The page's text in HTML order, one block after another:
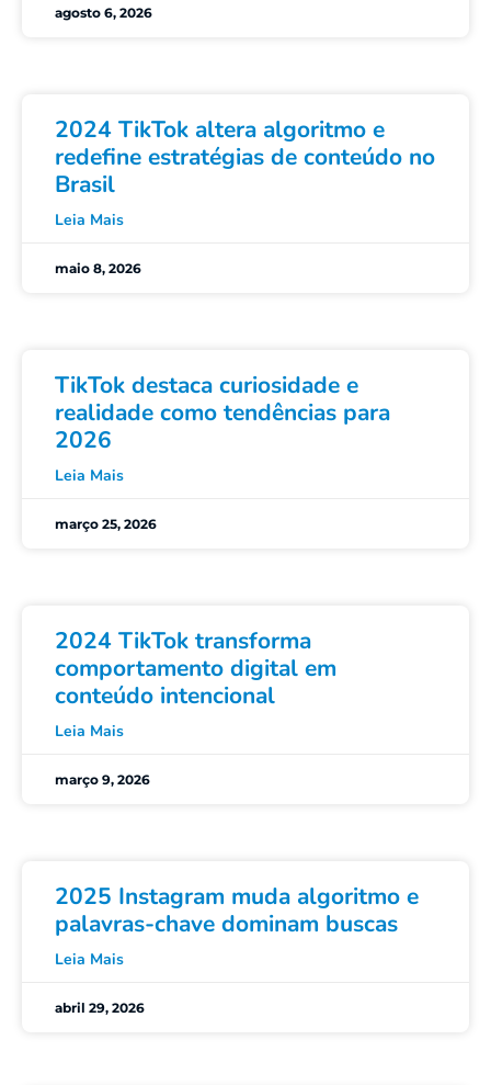
agosto 6, 2026
2024 TikTok altera algoritmo e
redefine estratégias de conteúdo no
Brasil
Leia Mais
maio 8, 2026
TikTok destaca curiosidade e
realidade como tendências para
2026
Leia Mais
março 25, 2026
2024 TikTok transforma
comportamento digital em
conteúdo intencional
Leia Mais
março 9, 2026
2025 Instagram muda algoritmo e
palavras-chave dominam buscas
Leia Mais
abril 29, 2026